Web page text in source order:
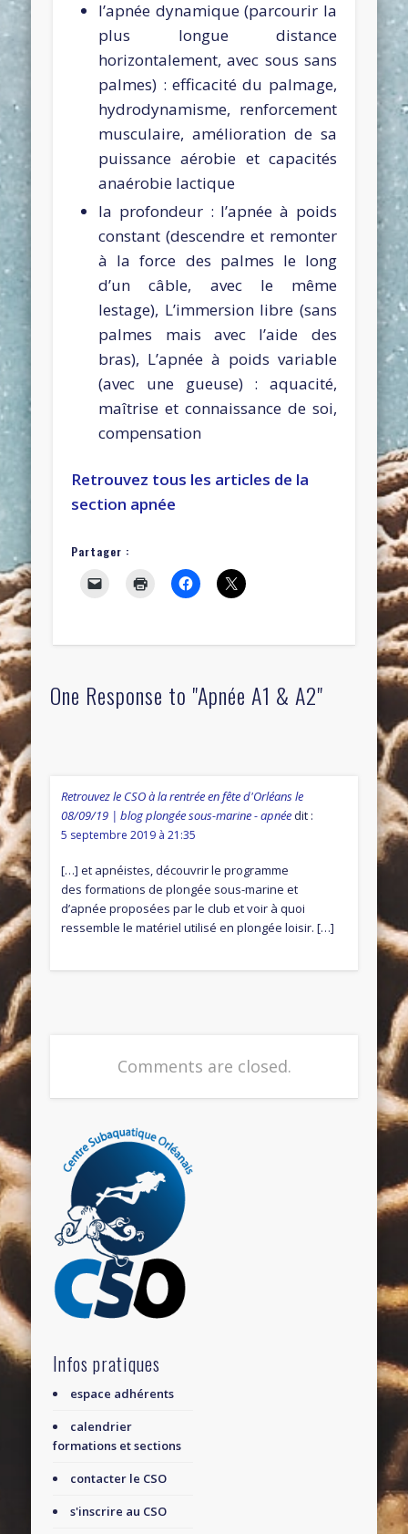
l’apnée dynamique (parcourir la
plus longue distance
horizontalement, avec sous sans
palmes) : efficacité du palmage,
hydrodynamisme, renforcement
musculaire, amélioration de sa
puissance aérobie et capacités
anaérobie lactique
la profondeur : l’apnée à poids
constant (descendre et remonter
à la force des palmes le long
d’un câble, avec le même
lestage), L’immersion libre (sans
palmes mais avec l’aide des
bras), L’apnée à poids variable
(avec une gueuse) : aquacité,
maîtrise et connaissance de soi,
compensation
Retrouvez tous les articles de la
section apnée
Partager :
One Response to "Apnée A1 & A2"
Retrouvez le CSO à la rentrée en fête d'Orléans le
08/09/19 | blog plongée sous-marine - apnéedit :
5 septembre 2019 à 21:35
[…] et apnéistes, découvrir le programme
des formations de plongée sous-marine et
d’apnée proposées par le club et voir à quoi
ressemble le matériel utilisé en plongée loisir. […]
Comments are closed.
Infos pratiques
espace adhérents
calendrier
formations et sections
contacter le CSO
s'inscrire au CSO